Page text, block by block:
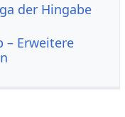
der Hingabe
– Erweitere